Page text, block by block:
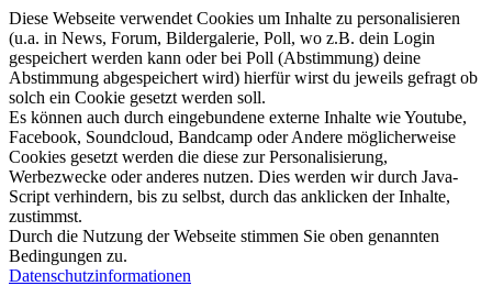
Diese Webseite verwendet Cookies um Inhalte zu personalisieren
(u.a. in News, Forum, Bildergalerie, Poll, wo z.B. dein Login
gespeichert werden kann oder bei Poll (Abstimmung) deine
Abstimmung abgespeichert wird) hierfür wirst du jeweils gefragt ob
solch ein Cookie gesetzt werden soll.
Es können auch durch eingebundene externe Inhalte wie Youtube,
Facebook, Soundcloud, Bandcamp oder Andere möglicherweise
Cookies gesetzt werden die diese zur Personalisierung,
Werbezwecke oder anderes nutzen. Dies werden wir durch Java-
Script verhindern, bis zu selbst, durch das anklicken der Inhalte,
zustimmst.
Durch die Nutzung der Webseite stimmen Sie oben genannten
Bedingungen zu.
Datenschutzinformationen